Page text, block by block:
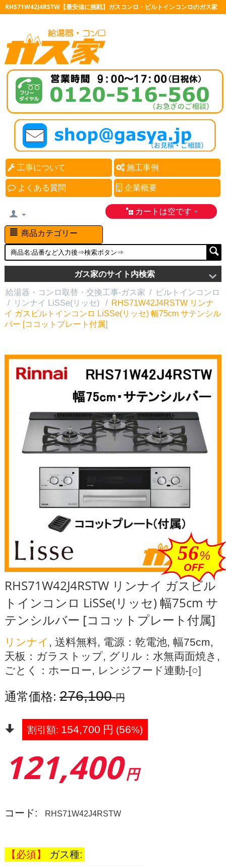
RHS71W42J4RSTW【最安値に挑戦】ガスコンロ・ビルトインコンロのガス家
工事について 施工事例
よくある質問 企業概要
カートは空です
商品カテゴリー
ガス家のサイト内検索
給湯器・コンロ取替・交換工事-ガス家 /
ビルトインコンロ
/
リンナイ LiSSe(リッセ) / RHS71W42J4RSTW リンナ
イ ガスビルトインコンロ LiSSe(リッセ) 幅75cm サテンシル
バー [ココットプレート付属]
56%
OFF
RHS71W42J4RSTW リンナイ ガスビル
トインコンロ LiSSe(リッセ) 幅75cm サ
テンシルバー [ココットプレート付属]
リンナイ , 送料無料, 電源：乾電池, 幅75cm,
天板：ガラストップ, グリル：水無両面焼き,
ごとく：ホーロー, レンジフード連動-[○]
通常価格: 276,100 円
割引額: 154,700 円 (56%)
121,400 円
コード: RHS71W42J4RSTW
ガス種: